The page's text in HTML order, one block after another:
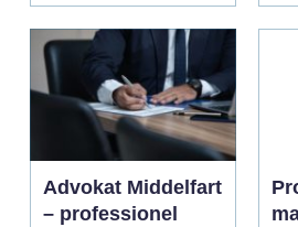
Advokat Middelfart
– professionel